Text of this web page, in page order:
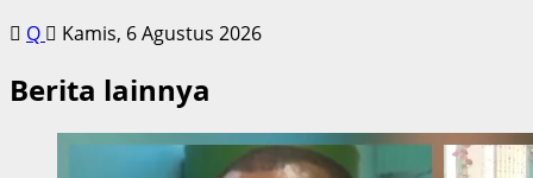
Q Kamis, 6 Agustus 2026
Berita lainnya